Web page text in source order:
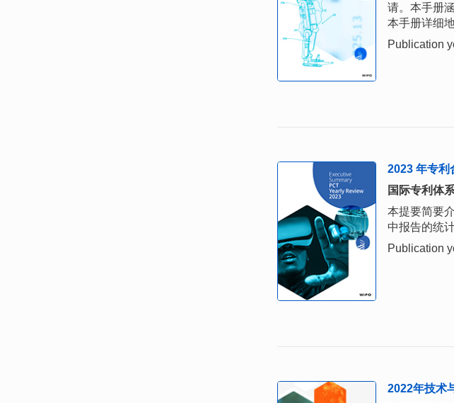
请。本手册
本手册详细
Publication
2023 年专
国际专利体
本提要简要
中报告的统
Publication
2022年技术